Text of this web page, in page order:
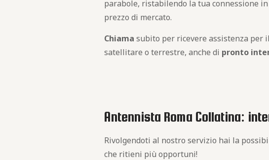
parabole, ristabilendo la tua connessione
prezzo di mercato.
Chiama subito per ricevere assistenza per
satellitare o terrestre, anche di pronto
Antennista Roma Collatina:
Rivolgendoti al nostro servizio hai la
che ritieni più opportuni!